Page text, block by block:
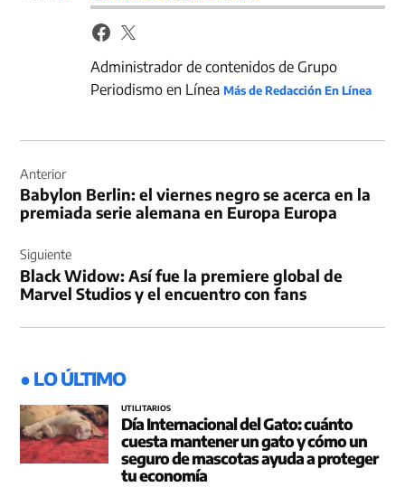
Administrador de contenidos de Grupo
Periodismo en LíneaMás de Redacción En Línea
de
entradas
Anterior
Babylon Berlin: el viernes negro se acerca en la
premiada serie alemana en Europa Europa
Siguiente
Black Widow: Así fue la premiere global de
Marvel Studios y el encuentro con fans
● LO ÚLTIMO
UTILITARIOS
Día Internacional del Gato: cuánto
cuesta mantener un gato y cómo un
seguro de mascotas ayuda a proteger
tu economía